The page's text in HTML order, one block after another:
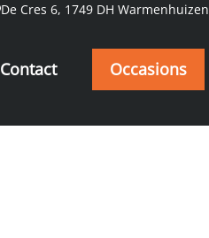
De Cres 6, 1749 DH Warmenhuizen
Contact Occasions